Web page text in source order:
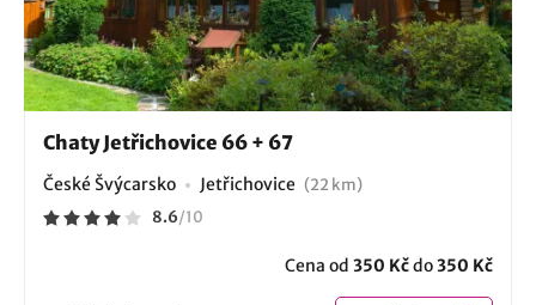
Chaty Jetřichovice 66 + 67
České Švýcarsko Jetřichovice (22 km)
8.6/10
Cena od 350 Kčdo350 Kč